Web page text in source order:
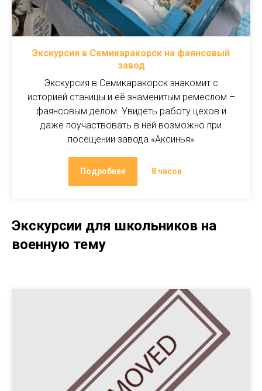
Экскурсия в Семикаракорск на фаянсовый
завод
Экскурсия в Семикаракорск знакомит с
историей станицы и её знаменитым ремеслом –
фаянсовым делом. Увидеть работу цехов и
даже поучаствовать в ней возможно при
посещении завода «Аксинья»
Подробнее 8 часов
Экскурсии для школьников на
военную тему